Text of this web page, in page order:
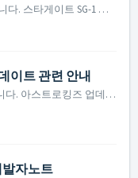
안녕하세요, 아스트로킹즈 운영팀입니다. 스타게이트 SG-1 콜라보레이션 만족도 설문조사의 많은 참여에 감사드리며, 설문조사 참여 보상의 발송이 완료되었습니다. 설문조사에 참여하신 사령관님 중 보상을 위한 사령관명의 오기입 등으로 보상을 보내드리지 못하는 사령관...
이트 관련 안내
안녕하세요, 아스트로킹즈 운영팀입니다. 아스트로킹즈 업데이트 및 정기점검 진행 후 일부 AOS 앱 플레이어의 환경에서 남아있는 구글 로그인 및 캐시로 인해 업데이트 파일을 받지 못하는 현상이 있는 것으로 확인되었습니다. 다만, 정상적인 환경에서는 모바일 및 A...
발자노트